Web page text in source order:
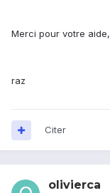
Merci pour votre aide,
raz
Citer
olivierca